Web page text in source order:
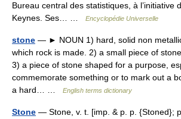
Bureau central des statistiques, à l’initiative
Keynes. Ses… …
Encyclopédie Universelle
stone — ► NOUN 1) hard, solid non
which rock is made. 2) a small piece of
3) a piece of stone shaped for a purpose,
commemorate something or to mark out a
a hard… …
English terms dictionary
Stone — Stone, v. t. [imp. & p. p. {Stoned};